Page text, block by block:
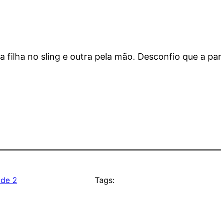
filha no sling e outra pela mão. Desconfio que a
2 Tags: